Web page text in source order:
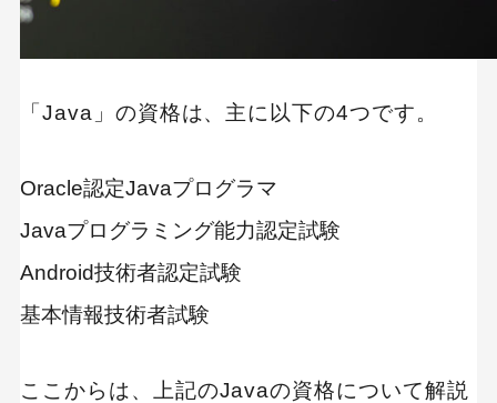
就職や転職活動時に有利
Javaの資格試験におすすめの勉強法
問題集・参考書を使って勉強する
スクールや学習サイトで勉強する
どのような仕事に就きたいかでJavaの資格を選ぶ
ことが大切
「Java」の資格は、主に以下の4つです。
Oracle認定Javaプログラマ
Javaプログラミング能力認定試験
Android技術者認定試験
基本情報技術者試験
ここからは、上記のJavaの資格について解説